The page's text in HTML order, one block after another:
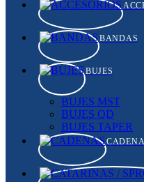
BANDAS
BUJES
BUJES MST
BUJES QD
BUJES TAPER